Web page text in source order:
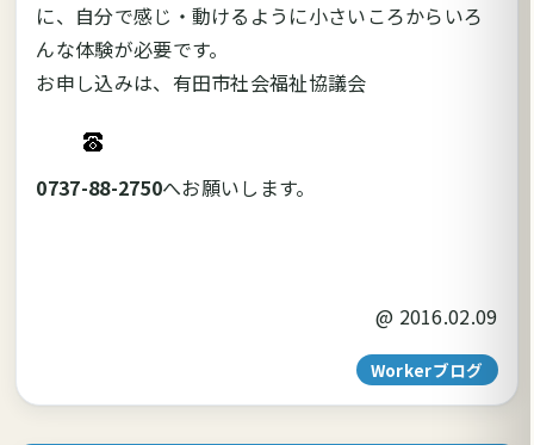
に、自分で感じ・動けるように小さいころからいろ
んな体験が必要です。
お申し込みは、有田市社会福祉協議会
0737-88-2750へお願いします。
@ 2016.02.09
Workerブログ